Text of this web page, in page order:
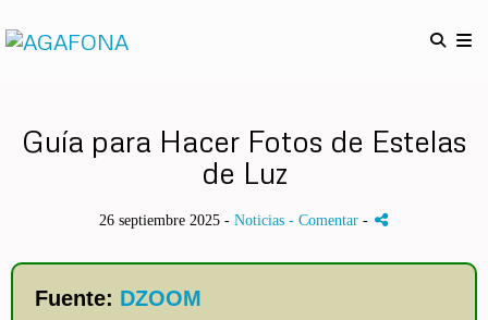
Guía para Hacer Fotos de Estelas
de Luz
26 septiembre 2025 - Noticias - Comentar -
Fuente: DZOOM